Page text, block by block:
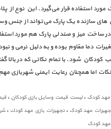
استفاده قرار می‌گیرد. این نوع از
یک پارک می‌تواند از جنس
در ساخت میز و صندلی پارک هم مورد
دما مقاوم بوده و به دلیل نرمی و
شود. با تمام نکاتی که در بالا
اما همچنان رعایت ایمنی شهربازی
مهد کودک ،لیست قیمت وسایل بازی کودکان ،
مهد کودک ، تجهيزات بازي مهد كودك ،
کودک